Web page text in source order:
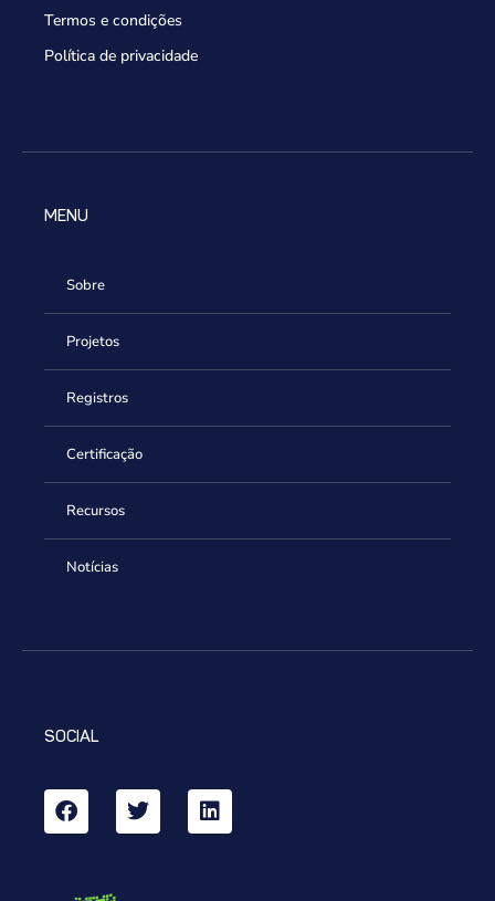
Termos e condições
Política de privacidade
MENU
Sobre
Projetos
Registros
Certificação
Recursos
Notícias
SOCIAL